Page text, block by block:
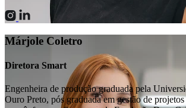
Márjole Coletro
Diretora Smart
Engenheira de produção graduada pela
Ouro Preto, pós graduada em gestão de projetos